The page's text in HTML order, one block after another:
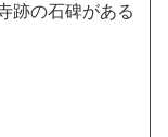
跡の石碑がある